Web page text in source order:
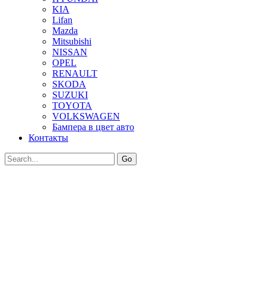
KIA
Lifan
Mazda
Mitsubishi
NISSAN
OPEL
RENAULT
SKODA
SUZUKI
TOYOTA
VOLKSWAGEN
Бампера в цвет авто
Контакты